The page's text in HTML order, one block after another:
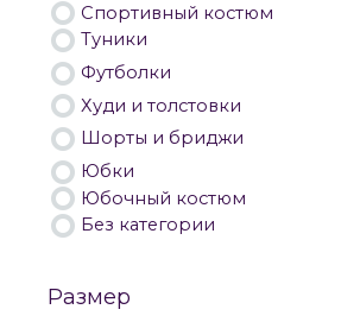
Спортивный костюм
Туники
Футболки
Худи и толстовки
Шорты и бриджи
Юбки
Юбочный костюм
Без категории
Размер